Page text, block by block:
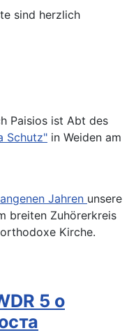
sind herzlich
Paisios ist Abt des
Schutz" in Weiden am
Jahren unsere
breiten Zuhörerkreis
Kirche.
5 о